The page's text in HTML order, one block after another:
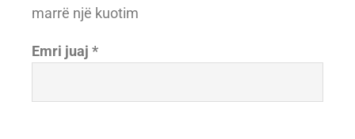
marrë një kuotim
Emri juaj *